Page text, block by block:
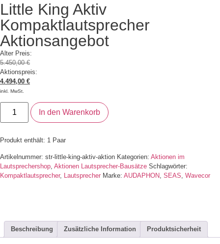
Little King Aktiv
Kompaktlautsprecher
Aktionsangebot
Alter Preis:
5.450,00€
Aktionspreis:
4.494,00 €
inkl. MwSt.
In den Warenkorb
Produkt enthält: 1 Paar
Artikelnummer: str-little-king-aktiv-aktion Kategorien: Aktionen im
Lautsprechershop Aktionen Lautsprecher-Bausätze Schlagwörter:
Kompaktlautsprecher, Lautsprecher Marke: AUDAPHON SEAS Wavecor
Beschreibung Zusätzliche Information Produktsicherheit